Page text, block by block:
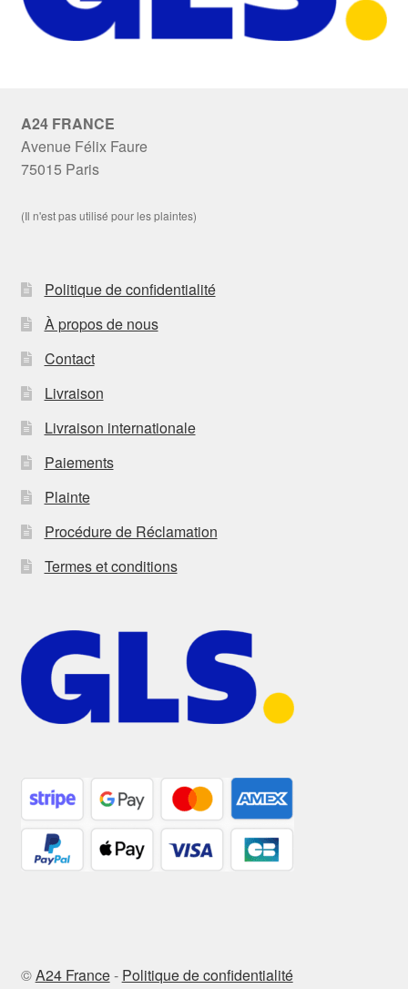
A24 FRANCE
Avenue Félix Faure
75015 Paris
(Il n'est pas utilisé pour les plaintes)
Politique de confidentialité
À propos de nous
Contact
Livraison
Livraison internationale
Paiements
Plainte
Procédure de Réclamation
Termes et conditions
©A24 France- Politique de confidentialité